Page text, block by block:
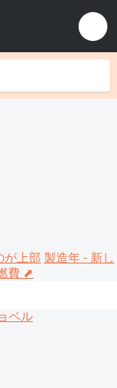
が上部 製造年 - 新し
費 ⬈